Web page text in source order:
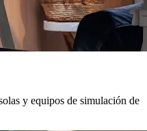
y equipos de simulación de